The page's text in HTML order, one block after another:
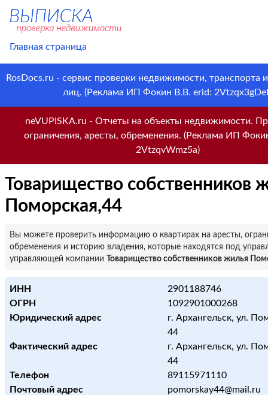
Главная страница
RosDocs.ru - сервис проверки недвижимости, транспорта
лиц. (Реклама ИП Фокин В.В. erid:
neVUPISKA.ru - Отчеты на объекты недвижимости.
ограничения, аресты, обременения. (Реклама ИП
2VtzqvWmz5a)
Товарищество собственников
Поморская,44
Вы можете проверить информацию о квартирах на аресты,
обременения и историю владения, которые находятся под
управляющей компании
Товарищество собственников жилья
ИНН
2901188746
ОГРН
1092901000268
Юридический адрес
г. Архангельск, ул.
44
Фактический адрес
г. Архангельск, ул.
44
Телефон
89115971110
Почтовый адрес
pomorskay44@mail.ru